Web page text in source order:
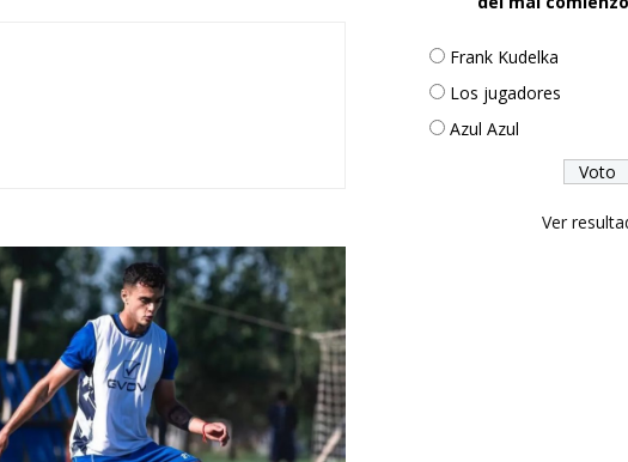
Frank Kudelka
Los jugadores
Azul Azul
Ver